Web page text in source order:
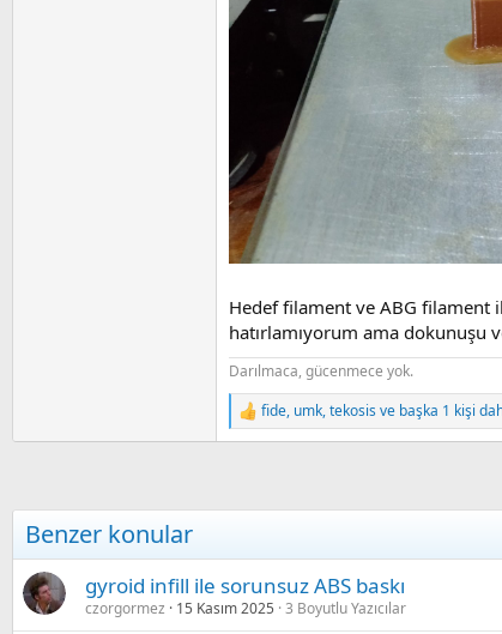
Hedef filament ve ABG filament
hatırlamıyorum ama dokunuşu
Darılmaca, gücenmece yok.
R
e
i
:
fide, umk,tekosis ve başka 1 kişi
Benzer konular
gyroid infill ile sorunsuz ABS baskı
czorgormez 15 Kasım 2025 3 Boyutlu Yazıcılar